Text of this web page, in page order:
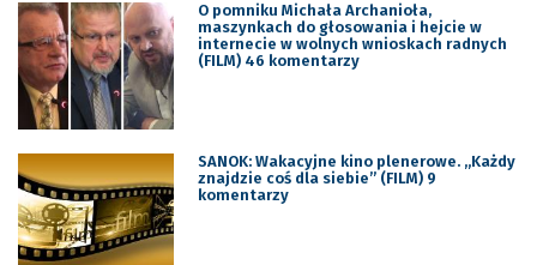
O pomniku Michała Archanioła,
maszynkach do głosowania i hejcie w
internecie w wolnych wnioskach radnych
(FILM) 46 komentarzy
SANOK: Wakacyjne kino plenerowe. „Każdy
znajdzie coś dla siebie” (FILM) 9
komentarzy